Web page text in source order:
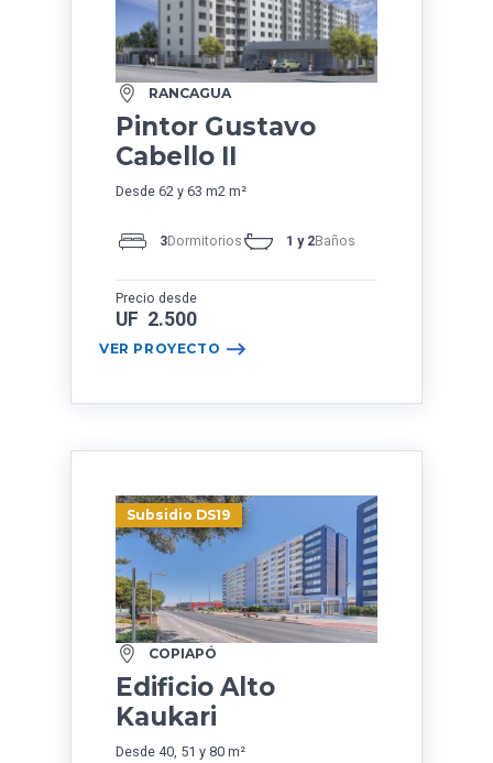
RANCAGUA
Pintor Gustavo
Cabello II
Desde 62 y 63 m2 m²
3Dormitorios 1 y 2Baños
Precio desde
UF 2.500
VER PROYECTO
Subsidio DS19
COPIAPÓ
Edificio Alto
Kaukari
Desde 40, 51 y 80 m²